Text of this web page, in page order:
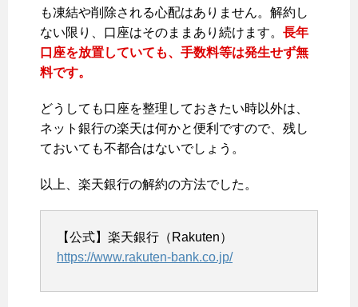
も凍結や削除される心配はありません。解約し
ない限り、口座はそのままあり続けます。 長年
口座を放置していても、手数料等は発生せず無
料です。
どうしても口座を整理しておきたい時以外は、
ネット銀行の楽天は何かと便利ですので、残し
ておいても不都合はないでしょう。
以上、楽天銀行の解約の方法でした。
【公式】楽天銀行（Rakuten）
https://www.rakuten-bank.co.jp/